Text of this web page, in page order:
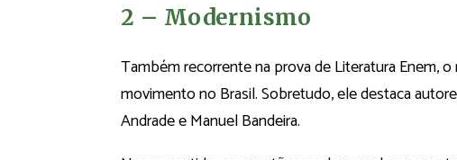
2 – Modernismo
Também recorrente na prova de Literatura Enem,
movimento no Brasil. Sobretudo, ele destaca
Andrade e Manuel Bandeira.